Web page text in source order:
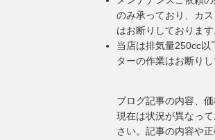
のみ承っており、カ
はお断りしております
当店は排気量250cc以
ターの作業はお断りし
ブログ記事の内容、
現在は状況が異なっ
さい。記事の内容や